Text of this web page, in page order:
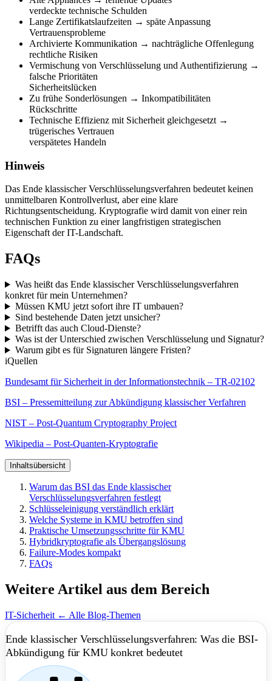
verdeckte technische Schulden
Lange Zertifikatslaufzeiten → späte Anpassung
Vertrauensprobleme
Archivierte Kommunikation → nachträgliche Offenlegung
rechtliche Risiken
Vermischung von Verschlüsselung und Authentifizierung →
falsche Prioritäten
Sicherheitslücken
Zu frühe Sonderlösungen → Inkompatibilitäten
Rückschritte
Technische Effizienz mit Sicherheit gleichgesetzt →
trügerisches Vertrauen
verspätetes Handeln
Hinweis
Das Ende klassischer Verschlüsselungsverfahren bedeutet keinen
unmittelbaren Kontrollverlust, aber eine klare
Richtungsentscheidung. Kryptografie wird damit von einer rein
technischen Funktion zu einer langfristigen strategischen
Eigenschaft der IT-Landschaft.
FAQs
Was heißt das Ende klassischer Verschlüsselungsverfahren
konkret für mein Unternehmen?
Müssen KMU jetzt sofort ihre IT umbauen?
Sind bestehende Daten jetzt unsicher?
Betrifft das auch Cloud-Dienste?
Was ist der Unterschied zwischen Verschlüsselung und Signatur?
Warum gibt es für Signaturen längere Fristen?
iQuellen
Bundesamt für Sicherheit in der Informationstechnik – TR-02102
BSI – Pressemitteilung zur Abkündigung klassischer Verfahren
NIST – Post-Quantum Cryptography Project
Wikipedia – Post-Quanten-Kryptografie
Inhaltsübersicht
Warum das BSI das Ende klassischer
Verschlüsselungsverfahren festlegt
Schlüsseleinigung verständlich erklärt
Welche Systeme in KMU betroffen sind
Praktische Umsetzungsschritte für KMU
Hybridkryptografie als Übergangslösung
Failure-Modes kompakt
FAQs
Weitere Artikel aus dem Bereich
IT-Sicherheit ← Alle Blog-Themen
Ende klassischer Verschlüsselungsverfahren: Was die BSI-
Abkündigung für KMU konkret bedeutet